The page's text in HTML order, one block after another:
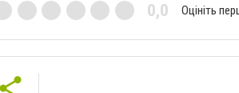
0,0 Оцініть